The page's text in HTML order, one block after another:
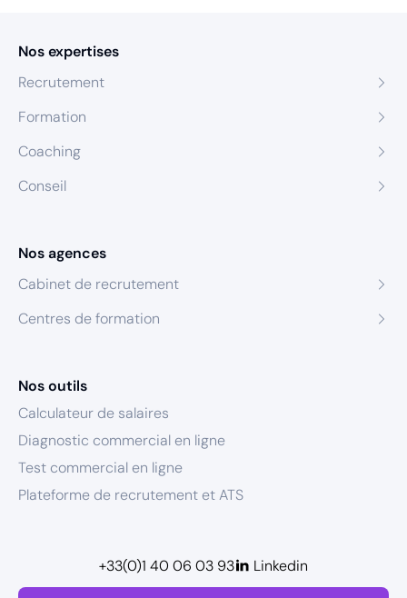
Nos expertises
Recrutement
Formation
Coaching
Conseil
Nos agences
Cabinet de recrutement
Centres de formation
Nos outils
Calculateur de salaires
Diagnostic commercial en ligne
Test commercial en ligne
Plateforme de recrutement et ATS
+33(0)1 40 06 03 93 Linkedin